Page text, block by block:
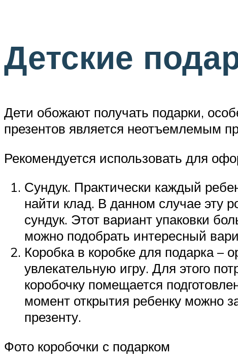
Детские
Дети обожают получать подарки,
презентов является неотъемлемым
Рекомендуется использовать для
Сундук. Практически каждый
найти клад. В данном случае эту
сундук. Этот вариант упаковки
можно подобрать интересный
Коробка в коробке для подарка –
увлекательную игру. Для этого
коробочку помещается
момент открытия ребенку можно
презенту.
Фото коробочки с подарком